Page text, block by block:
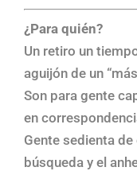
¿Para quién?
Un retiro un
aguijón de un
Son para gente
en
Gente sedienta
búsqueda y el